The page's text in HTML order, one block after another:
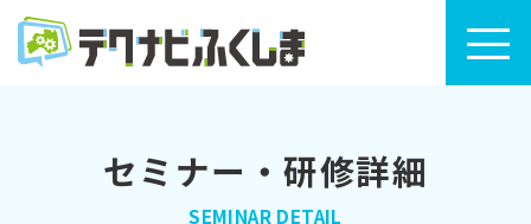
トップページ
セミナー・研修詳細